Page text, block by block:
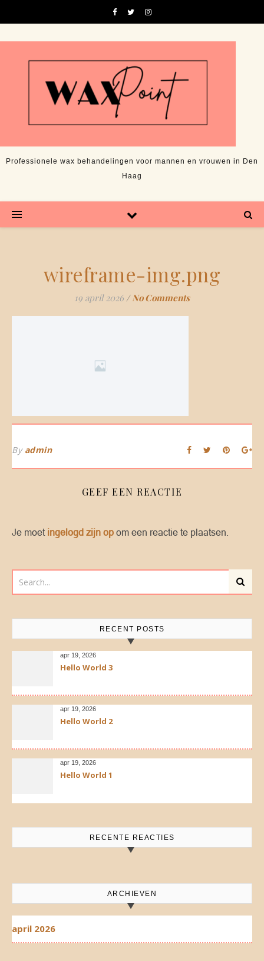
Professionele wax behandelingen voor mannen en vrouwen in Den
Haag
wireframe-img.png
19 april 2026 / No Comments
By admin
GEEF EEN REACTIE
Je moet ingelogd zijn op om een reactie te plaatsen.
RECENT POSTS
apr 19, 2026
Hello World 3
apr 19, 2026
Hello World 2
apr 19, 2026
Hello World 1
RECENTE REACTIES
ARCHIEVEN
april 2026